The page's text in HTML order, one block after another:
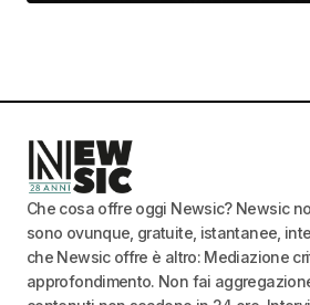
Che cosa offre oggi Newsic? Newsic
sono ovunque, gratuite, istantanee,
che Newsic offre è altro: Mediazione
approfondimento. Non fai